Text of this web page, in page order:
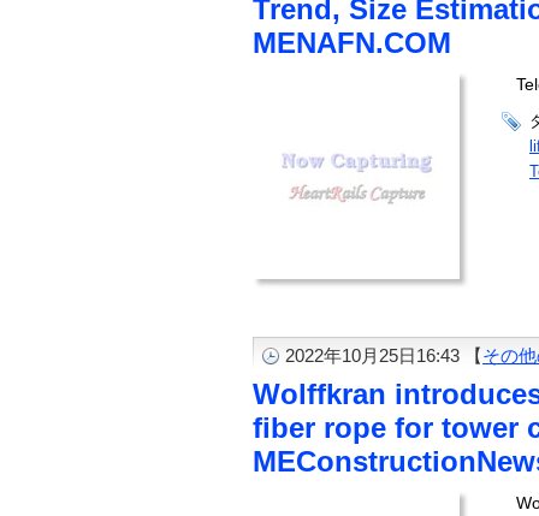
Trend, Size
MENAFN.COM
2022年10月25日16:43 【その
Wolffkran
fiber rope for tower